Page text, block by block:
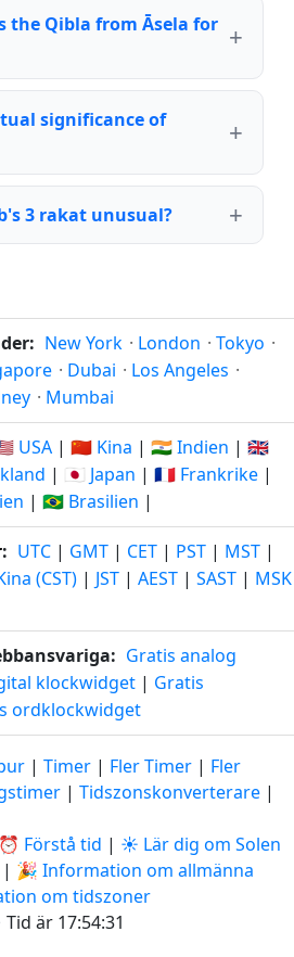
the Qibla from Āsela for
significance of
3 rakat unusual?
New York · London · Tokyo ·
· Dubai · Los Angeles ·
· Mumbai
USA | 🇨🇳 Kina | 🇮🇳 Indien | 🇬🇧
| 🇯🇵 Japan | 🇫🇷 Frankrike |
| 🇧🇷 Brasilien |
: UTC | GMT | CET | PST | MST |
(CST) | JST | AEST | SAST | MSK
Gratis analog
klockwidget | Gratis
ordklockwidget
| Timer | Fler Timer | Fler
| Tidszonskonverterare |
⏰ Förstå tid | ☀️ Lär dig om Solen
| 🎉 Information om allmänna
om tidszoner
Tid är 17:54:32